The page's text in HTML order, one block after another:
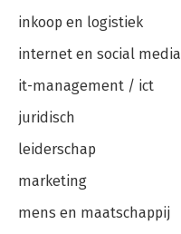
inkoop en logistiek
internet en social media
it-management / ict
juridisch
leiderschap
marketing
mens en maatschappij